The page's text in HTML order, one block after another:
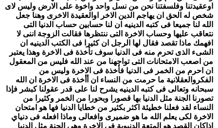
اوعقيدتنا وفلسفتنا نحن من نسل واحد واخوة على الارض وليس لاى
شخص له الحق ان يهاجم الدين الاخر اوالعقيدة الاخرى وهنا جعل
الله لنا جميعا فى كتبه الدينيه ان لنا حسابين حساب الدنيا التى
نتعاقب عليها وحساب الاخرة التى ننتظرها فقالت الزوجة اننى لا
افهمك ماذا تقصد فقال لها الرجل ان كثيرا فى الكتب الدينيه ان
الشىء الذى تحرم منه فى الدنيا سوف تأخذة فى الاخرة وهذا يعتبر
من اصعب الامتحانات التى تواجهنا من عند الله فليس من المعقول
ان احرم من الخمر فى الدنيا فأخذة فى الاخرة وليس من
الفكروالعقلانية ما حرمت من النساء ان أأخذة فى الاخرة ان الله
سبحانه وتعالى فى كتبه الدينيه يشرح لنا على قدر عقولنا كبشر فإذا
تصورنا الجنة مثل الدنيا بها قصورا وبحورا من الخمر وكثيرا من
النساء لقد فعلنا خطيئة اكثر بكثير من خطايا الدنيا فها هو امتحان
الاخرة لكى يعلم الله ما هو ضميرى وافعالى وماذا افعله فى دنياي
اذاكان القصد هو المتعة الدنيوية فى الاخرة وهى الجنة مثل الدنيا